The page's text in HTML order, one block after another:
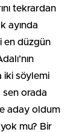
tekrardan
ayında
en düzgün
iki söylemi
sen orada
aday oldum
mu? Bir